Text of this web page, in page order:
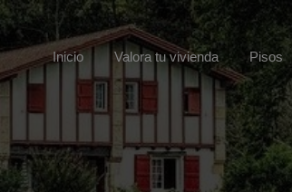
Inicio Valora tu vivienda Pisos